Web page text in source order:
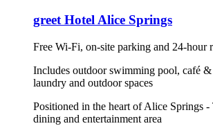
greet Hotel Alice Springs
Free Wi-Fi, on-site parking and 24-hour
Includes outdoor swimming pool, café &
laundry and outdoor spaces
Positioned in the heart of Alice Springs
dining and entertainment area